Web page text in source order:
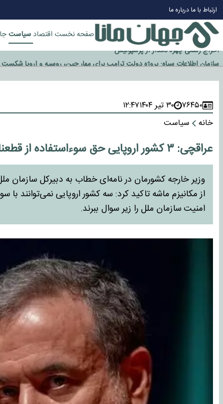
ارتباط با مادرباره ما
صفحه نخست اقتصاد سیاست
چرا طلا دوباره افزایشی شد؟
گزینه جدایی اوسمار روی میز مدیران پرسپولیس
آیا رئیس جمهور آمریکا قانون را دور می‌زند؟
اخراج رسمی چهره نامدار از پرسپولیس
سازمان اطلاعات سپاه: پروژه دولت ترامپ برای مهار چین، روسیه و اروپا شکست
۷۶۴۵۰ ۳۰ تیر ۱۴۰۴
۱۲:۴۷
خانه
سیاست
عراقچی: ۳ کشور اروپایی حق سوءاستفاده از قطعنامه‌ای که به آن پایبند نبوده‌اند را ندارند
وزیر خارجه کشورمان در نامه‌ای خطاب به دبیرکل سازمان
از مکانیزم ماشه تاکید کرد: سه کشور اروپایی نمی‌توانند با
امنیت سازمان ملل را زیر سوال ببرند.